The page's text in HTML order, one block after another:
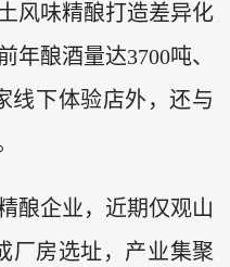
风味精酿打造差异化
年酿酒量达3700吨、
线下体验店外，还与
酿企业，近期仅观山
厂房选址，产业集聚